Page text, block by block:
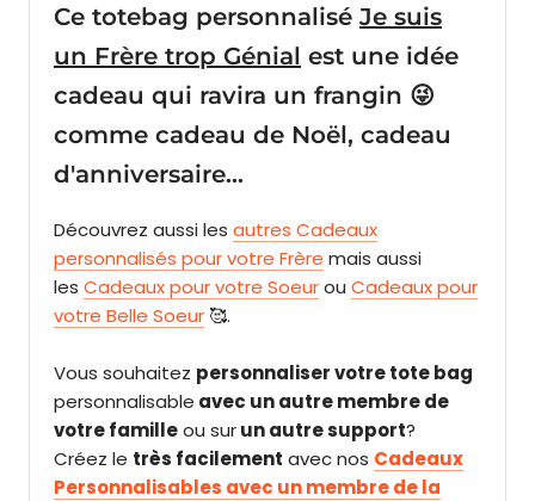
Ce totebag personnalisé Je suis
un Frère trop Génial est une idée
cadeau qui ravira un frangin 😜
comme cadeau de Noël, cadeau
d'anniversaire...
Découvrez aussi les autres Cadeaux
personnalisés pour votre Frère mais aussi
les Cadeaux pour votre Soeurou Cadeaux pour
votre Belle Soeur 🥰.
Vous souhaitez personnaliser votre tote bag
personnalisable avec un autre membre de
votre familleou surun autre support?
Créez le très facilement avec nos Cadeaux
Personnalisables avec un membre de la